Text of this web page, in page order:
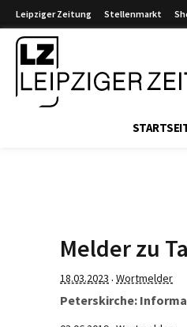
Leipziger Zeitung Stellenmarkt
Melder zu
18.03.2023 · Wortmelder
Peterskirche: